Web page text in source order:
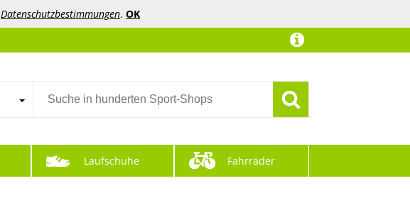
Datenschutzbestimmungen. OK
Laufschuhe Fahrräder